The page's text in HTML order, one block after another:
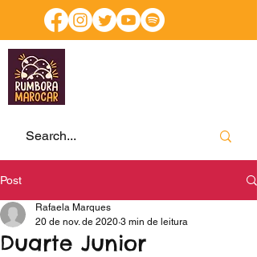
Post
Duarte Junior
Rafaela Marques
20 de nov. de 2020 3 min de leitura